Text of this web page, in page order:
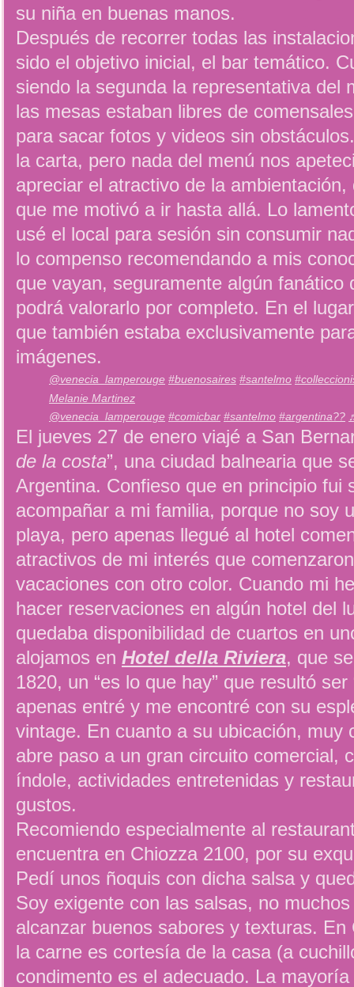
su niña en buenas manos.
Después de recorrer todas las
sido el objetivo inicial, el bar temático.
siendo la segunda la representativa del
las mesas estaban libres de
para sacar fotos y videos sin
la carta, pero nada del menú nos
apreciar el atractivo de la
que me motivó a ir hasta allá. Lo
usé el local para sesión sin consumir
lo compenso recomendando a mis
que vayan, seguramente algún fanático
podrá valorarlo por completo. En el
que también estaba exclusivamente
imágenes.
@venecia_lamperouge #buenosaires #santelmo
Melanie Martinez
@venecia_lamperouge #comicbar #santelmo #argentina??
El jueves 27 de enero viajé a San
de la costa”, una ciudad balnearia que
Argentina. Confieso que en principio fui
acompañar a mi familia, porque no soy
playa, pero apenas llegué al hotel
atractivos de mi interés que
vacaciones con otro color. Cuando mi
hacer reservaciones en algún hotel del
quedaba disponibilidad de cuartos en
alojamos en Hotel della Riviera, que
1820, un “es lo que hay” que resultó ser
apenas entré y me encontré con su
vintage. En cuanto a su ubicación, muy
abre paso a un gran circuito comercial,
índole, actividades entretenidas y
gustos.
Recomiendo especialmente al
encuentra en Chiozza 2100, por su
Pedí unos ñoquis con dicha salsa y
Soy exigente con las salsas, no
alcanzar buenos sabores y texturas.
la carne es cortesía de la casa (a
condimento es el adecuado. La